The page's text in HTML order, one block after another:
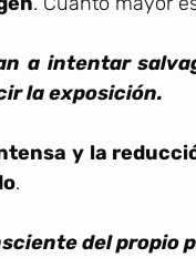
a intentar
la exposición.
y la
.
del propio